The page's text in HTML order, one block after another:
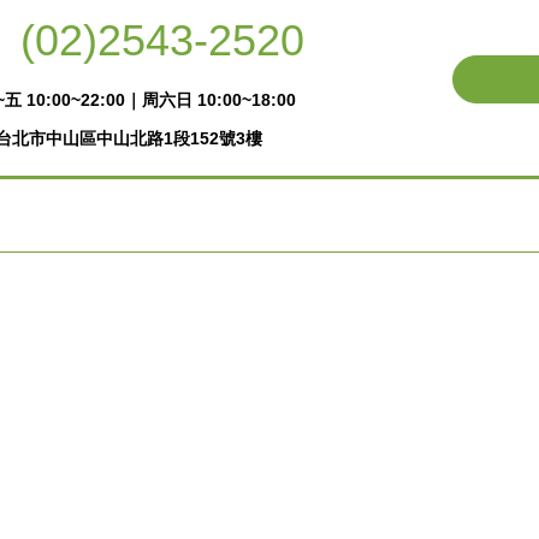
(02)2543-2520
五 10:00~22:00｜周六日 10:00~18:00
北市中山區中山北路1段152號3樓